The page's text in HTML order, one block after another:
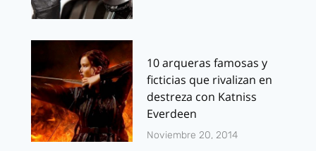
10 arqueras famosas y
ficticias que rivalizan en
destreza con Katniss
Everdeen
Noviembre 20, 2014